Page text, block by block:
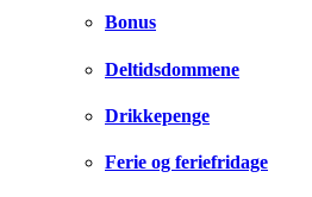
Bonus
Deltidsdommene
Drikkepenge
Ferie og feriefridage